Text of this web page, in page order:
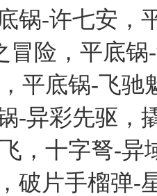
锅-许七安，
冒险，平底
平底锅-飞驰
-异彩先驱，
，十字弩-异
破片手榴弹-